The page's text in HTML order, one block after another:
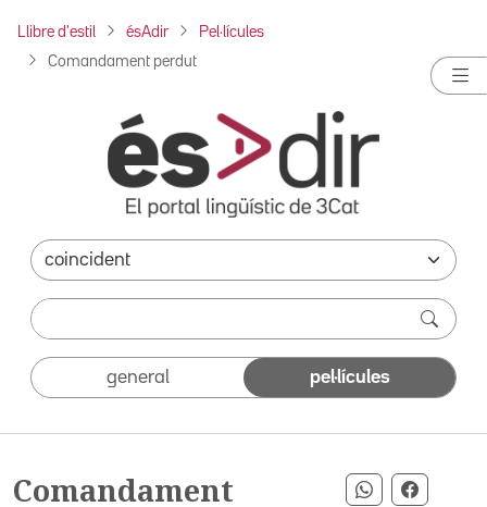
Llibre d'estil ésAdir Pel·lícules
Comandament perdut
general pel·lícules
Comandament
Compartir